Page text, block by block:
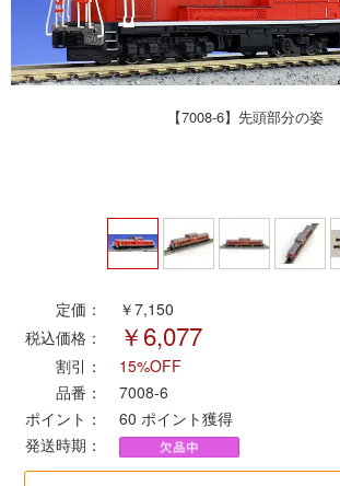
マイクロエース
Bトレインショーティー
ポポンデッタ
さんけい
トラムウェイ
天賞堂
【7008-6】先頭部分の姿
定価：
￥7,150
税込価格：
￥6,077
割引：
15%OFF
品番：
7008-6
ポイント：
60 ポイント獲得
発送時期：